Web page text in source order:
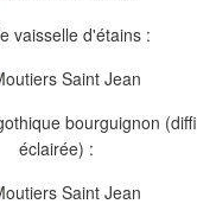
vaisselle d'étains :
bourguignon
éclairée) :